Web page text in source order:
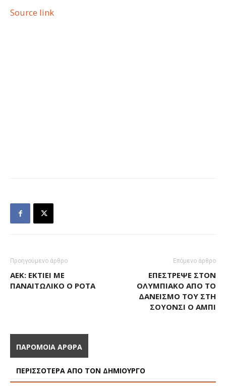
Source link
Προηγούμενο άρθρο
ΑΕΚ: ΕΚΤΊΕΙ ΜΕ
ΠΑΝΑΙΤΩΛΙΚΌ Ο ΡΌΤΑ
Επόμενο άρθρο
ΕΠΈΣΤΡΕΨΕ ΣΤΟΝ
ΟΛΥΜΠΙΑΚΌ ΑΠΌ ΤΟ
ΔΑΝΕΙΣΜΌ ΤΟΥ ΣΤΗ
ΣΟΥΌΝΣΙ Ο ΆΜΠΙ
ΠΑΡΟΜΟΙΑ ΑΡΘΡΑ
ΠΕΡΙΣΣΟΤΕΡΑ ΑΠΟ ΤΟΝ ΔΗΜΙΟΥΡΓΟ